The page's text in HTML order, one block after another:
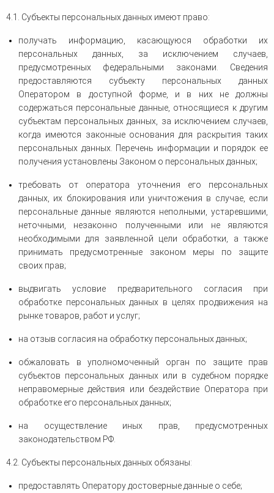
4.1. Субъекты персональных данных имеют право:
получать информацию, касающуюся обработки их
персональных данных, за исключением случаев,
предусмотренных федеральными законами. Сведения
предоставляются субъекту персональных данных
Оператором в доступной форме, и в них не должны
содержаться персональные данные, относящиеся к другим
субъектам персональных данных, за исключением случаев,
когда имеются законные основания для раскрытия таких
персональных данных. Перечень информации и порядок ее
получения установлены Законом о персональных данных;
требовать от оператора уточнения его персональных
данных, их блокирования или уничтожения в случае, если
персональные данные являются неполными, устаревшими,
неточными, незаконно полученными или не являются
необходимыми для заявленной цели обработки, а также
принимать предусмотренные законом меры по защите
своих прав;
выдвигать условие предварительного согласия при
обработке персональных данных в целях продвижения на
рынке товаров, работ и услуг;
на отзыв согласия на обработку персональных данных;
обжаловать в уполномоченный орган по защите прав
субъектов персональных данных или в судебном порядке
неправомерные действия или бездействие Оператора при
обработке его персональных данных;
на осуществление иных прав, предусмотренных
законодательством РФ.
4.2. Субъекты персональных данных обязаны:
предоставлять Оператору достоверные данные о себе;